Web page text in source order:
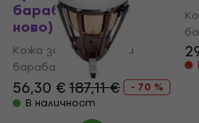
барабани (Като
ново)
Кожа за оркестрови
барабани
56,30 €187,11 €
- 70 %
В наличност